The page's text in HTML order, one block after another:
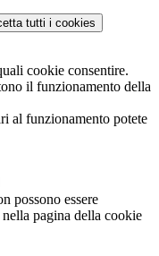
tutti i cookies
cookie consentire.
il funzionamento della
al funzionamento potete
possono essere
pagina della cookie